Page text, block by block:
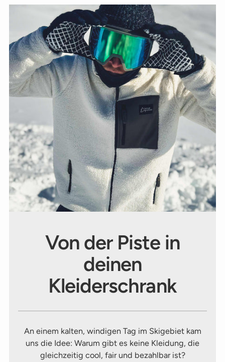
Von der Piste in
deinen
Kleiderschrank
An einem kalten, windigen Tag im Skigebiet kam
uns die Idee: Warum gibt es keine Kleidung, die
gleichzeitig cool, fair und bezahlbar ist?